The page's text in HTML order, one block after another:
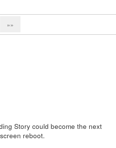
»»
Story could become the next
reboot.